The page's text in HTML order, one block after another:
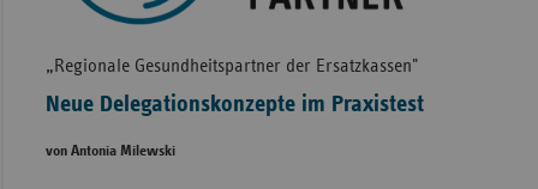
„Regionale Gesundheitspartner der Ersatzkassen"
Neue Delegationskonzepte im Praxistest
von Antonia Milewski